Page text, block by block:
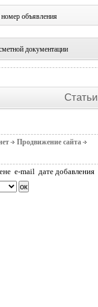
объявления
документации
Статьи
Продвижение сайта
e-mail дате добавления